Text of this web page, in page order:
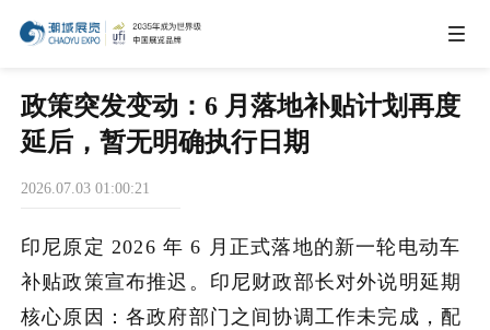
IEAE
IGHE
CHWE
政策突发变动：6 月落地补贴计划再度
延后，暂无明确执行日期
2026.07.03 01:00:21
印尼原定 2026 年 6 月正式落地的新一轮电动车
补贴政策宣布推迟。印尼财政部长对外说明延期
核心原因：各政府部门之间协调工作未完成，配